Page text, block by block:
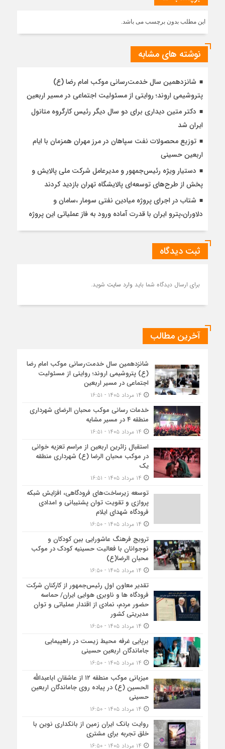
این مطلب بدون برچسب می باشد.
نوشته های مشابه
شانزدهمین سال خدمت‌رسانی موکب امام رضا (ع)
پتروشیمی اروند؛ روایتی از مسئولیت اجتماعی در مسیر اربعین
دکتر متین دیداری برای دو سال دیگر رئیس کارگروه متانول
ایران شد
توزیع محصولات نفت سپاهان در مرز مهران همزمان با ایام
اربعین حسینی
دستیار ویژه رئیس‌جمهور و مدیرعامل شرکت ملی پالایش و
پخش از طرح‌های توسعه‌ای پالایشگاه تهران بازدید کردند
شتاب در اجرای پروژه میادین نفتی سومار ،سامان و
دلاوران،پترو ایران با قدرت آماده ورود به فاز عملیاتی این پروژه
ثبت دیدگاه
برای ارسال دیدگاه شما باید وارد سایت شوید.
آخرین مطالب
شانزدهمین سال خدمت‌رسانی موکب امام رضا
(ع) پتروشیمی اروند؛ روایتی از مسئولیت
اجتماعی در مسیر اربعین
خدمات رسانی موکب محبان الرضای شهرداری
منطقه ۴ در مسیر مشایه
استقبال زائرین اربعین از مراسم تعزیه خوانی
در موکب محبان الرضا (ع) شهرداری منطقه
یک
توسعه زیرساخت‌های فرودگاهی، افزایش شبکه
پروازی و تقویت توان پشتیبانی و امدادی
فرودگاه شهدای ایلام
ترویج فرهنگ عاشورایی بین کودکان و
نوجوانان با فعالیت حسینیه کودک در موکب
محبان الرضا(ع)
تقدیر معاون اول رئیس‌جمهور از کارکنان شرکت
فرودگاه ها و ناوبری هوایی ایران/ حماسه
حضور مردم، نمادی از اقتدار عملیاتی و توان
مدیریتی کشور
برپایی غرفه محیط زیست در راهپیمایی
جاماندگان اربعین حسینی
میزبانی موکب منطقه ۱۲ از عاشقان اباعبدالله
الحسین (ع) در پیاده روی جاماندگان اربعین
حسینی
روایت بانک ایران زمین از بانکداری نوین با
خلق تجربه برای مشتری